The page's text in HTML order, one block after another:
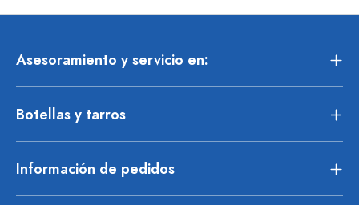
Asesoramiento y servicio en:
Botellas y tarros
Información de pedidos